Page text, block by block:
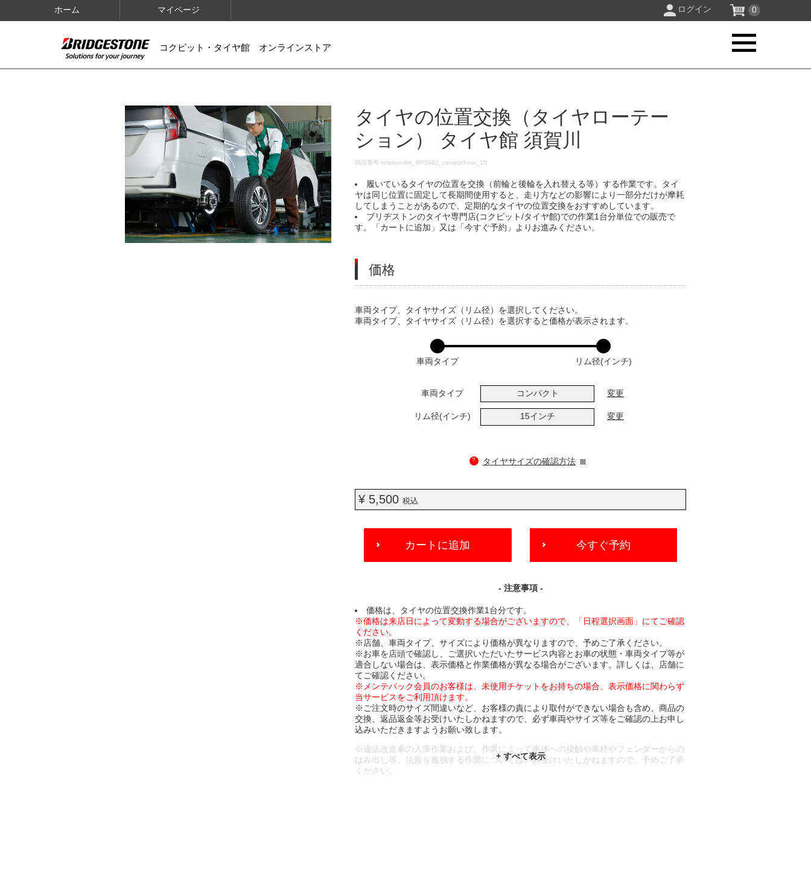
ホーム マイページ ログイン 0
コクピット・タイヤ館 オンラインストア
IMAGES
タイヤの位置交換（タイヤローテー
ション） タイヤ館 須賀川
DETAILS
商品番号 rotation-tire_SP2682_compact-car_15
履いているタイヤの位置を交換（前輪と後輪を入れ替える等）する作業です。タイ
ヤは同じ位置に固定して長期間使用すると、走り方などの影響により一部分だけが摩耗
してしまうことがあるので、定期的なタイヤの位置交換をおすすめしています。
ブリヂストンのタイヤ専門店(コクピット/タイヤ館)での作業1台分単位での販売で
す。「カートに追加」又は「今すぐ予約」よりお進みください。
価格
VARIATIONS
車両タイプ、タイヤサイズ（リム径）を選択してください。
車両タイプ、タイヤサイズ（リム径）を選択すると価格が表示されます。
車両タイプ リム径(インチ)
車両タイプ コンパクト 変更
リム径(インチ) 15インチ 変更
? タイヤサイズの確認方法
¥ 5,500税込
ADD
CART
カートに追加 今すぐ予約
- 注意事項 -
価格は、タイヤの位置交換作業1台分です。
※価格は来店日によって変動する場合がございますので、「日程選択画面」にてご確認
ください。
※店舗、車両タイプ、サイズにより価格が異なりますので、予めご了承ください。
※お車を店頭で確認し、ご選択いただいたサービス内容とお車の状態・車両タイプ等が
適合しない場合は、表示価格と作業価格が異なる場合がございます。詳しくは、店舗に
てご確認ください。
※メンテパック会員のお客様は、未使用チケットをお持ちの場合、表示価格に関わらず
当サービスをご利用頂けます。
※ご注文時のサイズ間違いなど、お客様の責により取付ができない場合も含め、商品の
交換、返品返金等お受けいたしかねますので、必ず車両やサイズ等をご確認の上お申し
込みいただきますようお願い致します。
※違法改造車の入庫作業および、作業によって車体への接触や車枠やフェンダーからの
はみ出し等、法規を逸脱する作業については、お受けいたしかねますので、予めご了承
ください。